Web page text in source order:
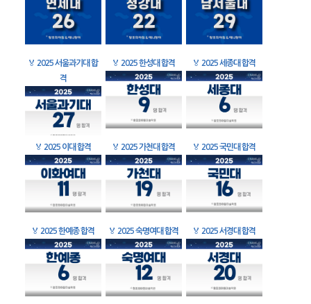
🏅 2025 서울과기대 합
격
🏅 2025 한성대 합격 🏅 2025 세종대 합격
🏅 2025 이대 합격 🏅 2025 가천대 합격 🏅 2025 국민대 합격
🏅 2025 한예종 합격 🏅 2025 숙명여대 합격 🏅 2025 서경대 합격